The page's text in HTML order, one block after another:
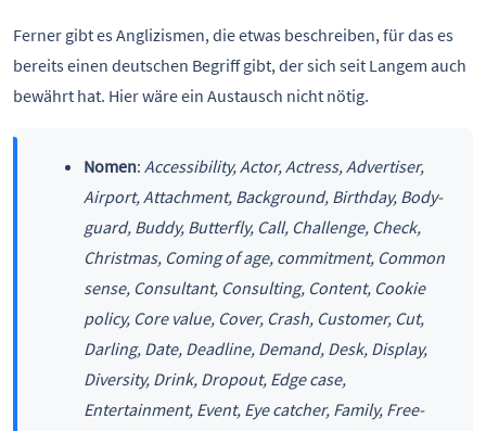
Ferner gibt es Anglizismen, die etwas beschreiben, für das es
bereits einen deutschen Begriff gibt, der sich seit Langem auch
bewährt hat. Hier wäre ein Austausch nicht nötig.
Nomen: Accessibility, Actor, Actress, Advertiser,
Airport, Attachment, Background, Birthday, Body-
guard, Buddy, Butterfly, Call, Challenge, Check,
Christmas, Coming of age, commitment, Common
sense, Consultant, Consulting, Content, Cookie
policy, Core value, Cover, Crash, Customer, Cut,
Darling, Date, Deadline, Demand, Desk, Display,
Diversity, Drink, Dropout, Edge case,
Entertainment, Event, Eye catcher, Family, Free-